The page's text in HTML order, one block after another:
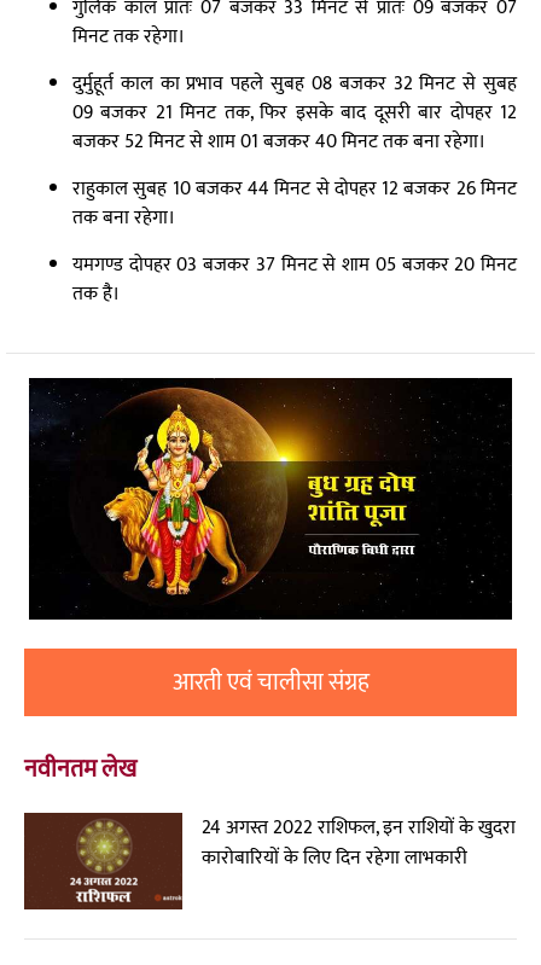
गुलिक काल प्रातः 07 बजकर 33 मिनट से प्रातः 09 बजकर 07
मिनट तक रहेगा।
दुर्मुहूर्त काल का प्रभाव पहले सुबह 08 बजकर 32 मिनट से सुबह
09 बजकर 21 मिनट तक, फिर इसके बाद दूसरी बार दोपहर 12
बजकर 52 मिनट से शाम 01 बजकर 40 मिनट तक बना रहेगा।
राहुकाल सुबह 10 बजकर 44 मिनट से दोपहर 12 बजकर 26 मिनट
तक बना रहेगा।
यमगण्ड दोपहर 03 बजकर 37 मिनट से शाम 05 बजकर 20 मिनट
तक है।
आरती एवं चालीसा संग्रह
नवीनतम लेख
24 अगस्त 2022 राशिफल, इन राशियों के खुदरा
कारोबारियों के लिए दिन रहेगा लाभकारी